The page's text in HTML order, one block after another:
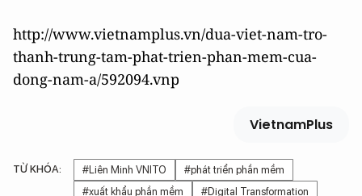
http://www.vietnamplus.vn/dua-viet-nam-tro-
thanh-trung-tam-phat-trien-phan-mem-cua-
dong-nam-a/592094.vnp
VietnamPlus
TỪ KHÓA: #Liên Minh VNITO
#phát triển phần mềm
#xuất khẩu phần mềm
#Digital Transformation